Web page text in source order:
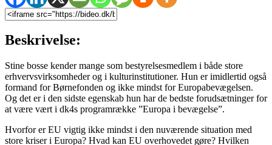
Beskrivelse:
Stine bosse kender mange som bestyrelsesmedlem i både store
erhvervsvirksomheder og i kulturinstitutioner. Hun er imidlertid også
formand for Børnefonden og ikke mindst for Europabevægelsen.
Og det er i den sidste egenskab hun har de bedste forudsætninger for
at være vært i dk4s programrække ”Europa i bevægelse”.
Hvorfor er EU vigtig ikke mindst i den nuværende situation med
store kriser i Europa? Hvad kan EU overhovedet gøre? Hvilken